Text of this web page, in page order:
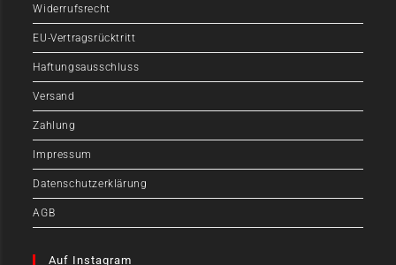
Widerrufsrecht
EU-Vertragsrücktritt
Haftungsausschluss
Versand
Zahlung
Impressum
Datenschutzerklärung
AGB
Auf Instagram